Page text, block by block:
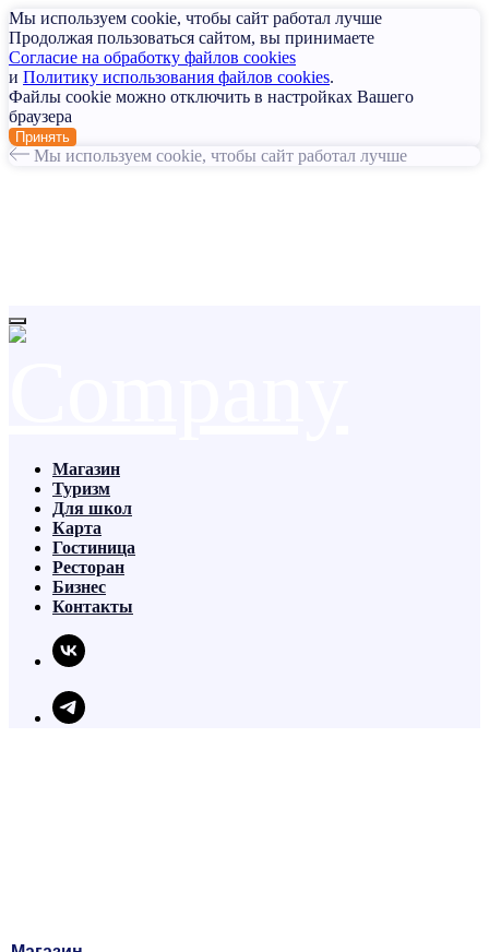
Мы используем cookie, чтобы сайт работал лучше
Продолжая пользоваться сайтом, вы принимаете
Согласие на обработку файлов cookies
и Политику использования файлов cookies.
Файлы cookie можно отключить в настройках Вашего
браузера
Принять
Мы используем cookie, чтобы сайт работал лучше
Магазин
Туризм
Для школ
Карта
Гостиница
Ресторан
Бизнес
Контакты